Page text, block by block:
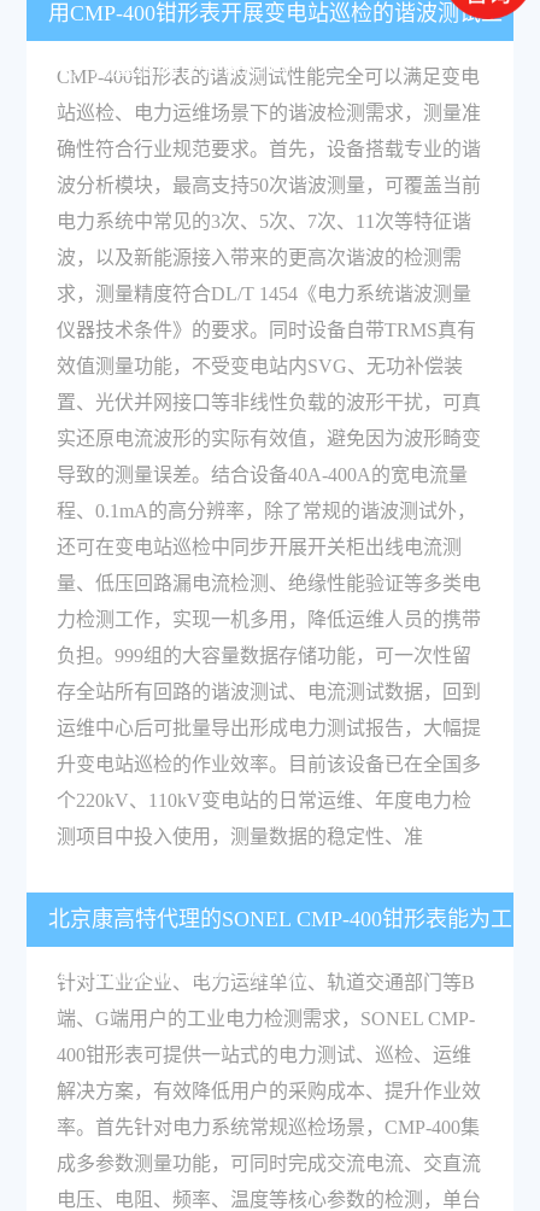
用CMP-400钳形表开展变电站巡检的谐波测试工
作，测量准确性有保障吗？
CMP-400钳形表的谐波测试性能完全可以满足变电
站巡检、电力运维场景下的谐波检测需求，测量准
确性符合行业规范要求。首先，设备搭载专业的谐
波分析模块，最高支持50次谐波测量，可覆盖当前
电力系统中常见的3次、5次、7次、11次等特征谐
波，以及新能源接入带来的更高次谐波的检测需
求，测量精度符合DL/T 1454《电力系统谐波测量
仪器技术条件》的要求。同时设备自带TRMS真有
效值测量功能，不受变电站内SVG、无功补偿装
置、光伏并网接口等非线性负载的波形干扰，可真
实还原电流波形的实际有效值，避免因为波形畸变
导致的测量误差。结合设备40A-400A的宽电流量
程、0.1mA的高分辨率，除了常规的谐波测试外，
还可在变电站巡检中同步开展开关柜出线电流测
量、低压回路漏电流检测、绝缘性能验证等多类电
力检测工作，实现一机多用，降低运维人员的携带
负担。999组的大容量数据存储功能，可一次性留
存全站所有回路的谐波测试、电流测试数据，回到
运维中心后可批量导出形成电力测试报告，大幅提
升变电站巡检的作业效率。目前该设备已在全国多
个220kV、110kV变电站的日常运维、年度电力检
测项目中投入使用，测量数据的稳定性、准
北京康高特代理的SONEL CMP-400钳形表能为工
业电力检测提供哪些解决方案？
针对工业企业、电力运维单位、轨道交通部门等B
端、G端用户的工业电力检测需求，SONEL CMP-
400钳形表可提供一站式的电力测试、巡检、运维
解决方案，有效降低用户的采购成本、提升作业效
率。首先针对电力系统常规巡检场景，CMP-400集
成多参数测量功能，可同时完成交流电流、交直流
电压、电阻、频率、温度等核心参数的检测，单台